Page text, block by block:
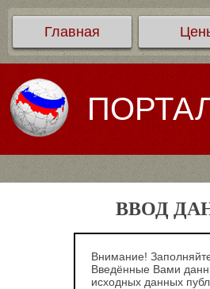
Главная
ВВОД
Внимание!
Введённые Вами
исходных данных